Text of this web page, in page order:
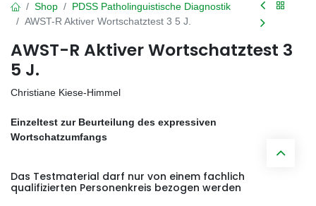
Shop
PDSS Patholinguistische Diagnostik
AWST-R Aktiver Wortschatztest 3 5 J.
AWST-R Aktiver Wortschatztest 3
5 J.
Christiane Kiese-Himmel
Einzeltest zur Beurteilung des expressiven
Wortschatzumfangs
Das Testmaterial darf nur von einem fachlich
qualifizierten Personenkreis bezogen werden